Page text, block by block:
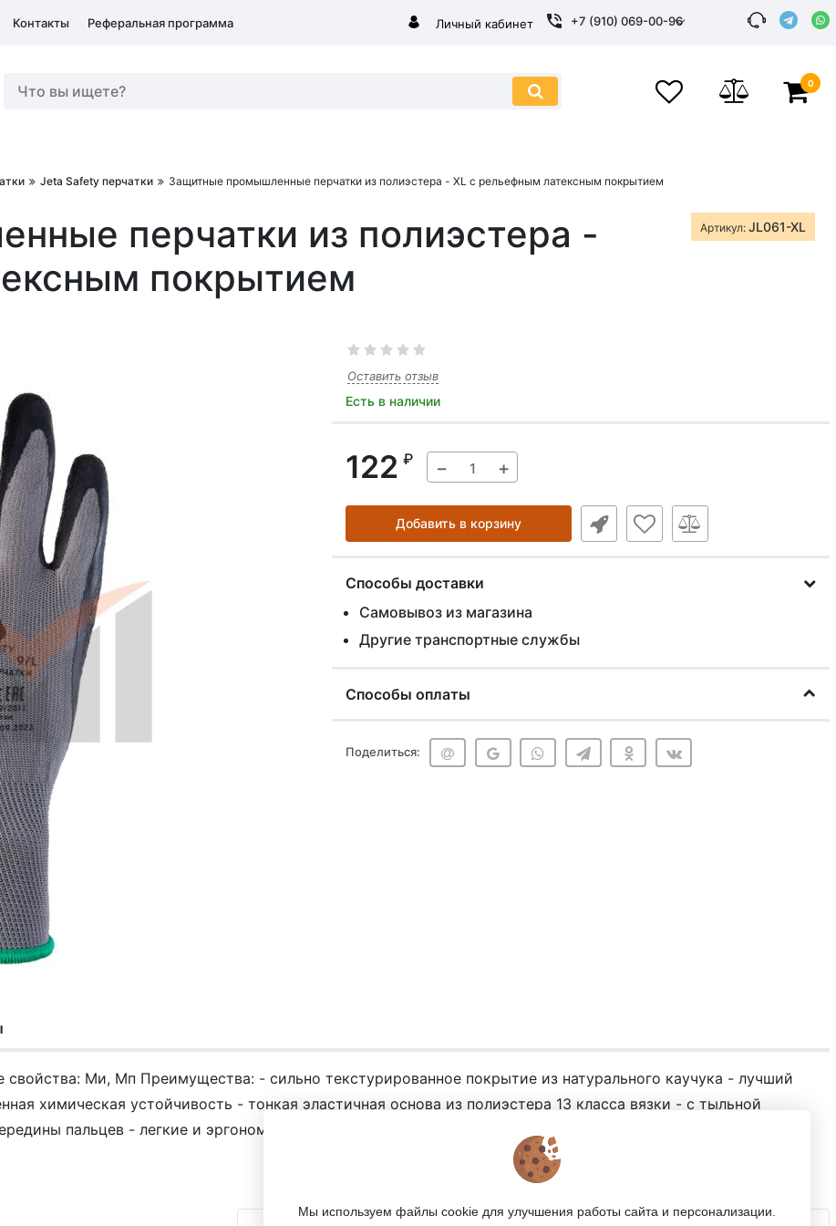
Контакты Реферальная программа Личный кабинет +7 (910) 069-00-96
0
Jeta Safety перчатки Защитные промышленные перчатки из полиэстера - XL с рельефным латексным покрытием
перчатки из полиэстера -
покрытием
Артикул: JL061-XL
Оставить отзыв
Есть в наличии
122 ₽ − +
Добавить в корзину
Способы доставки
Самовывоз из магазина
Другие транспортные службы
Способы оплаты
Поделиться:
Ми, Мп Преимущества: - сильно текстурированное покрытие из натурального каучука - лучший
химическая устойчивость - тонкая эластичная основа из полиэстера 13 класса вязки - с тыльной
пальцев - легкие и эргономичные - эластичная манжета для надёжного удержания на запястье -
Мы используем файлы cookie для улучшения работы сайта и персонализации.